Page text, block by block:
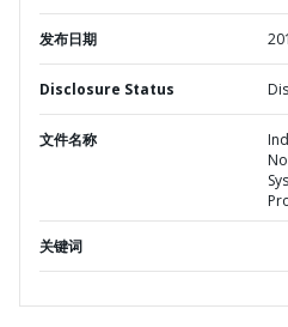
发布日期
Disclosure Status
文件名称
关键词